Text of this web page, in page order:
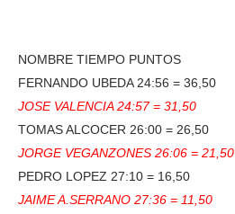
NOMBRE TIEMPO PUNTOS
FERNANDO UBEDA 24:56 = 36,50
JOSE VALENCIA 24:57 = 31,50
TOMAS ALCOCER 26:00 = 26,50
JORGE VEGANZONES 26:06 = 21,50
PEDRO LOPEZ 27:10 = 16,50
JAIME A.SERRANO 27:36 = 11,50